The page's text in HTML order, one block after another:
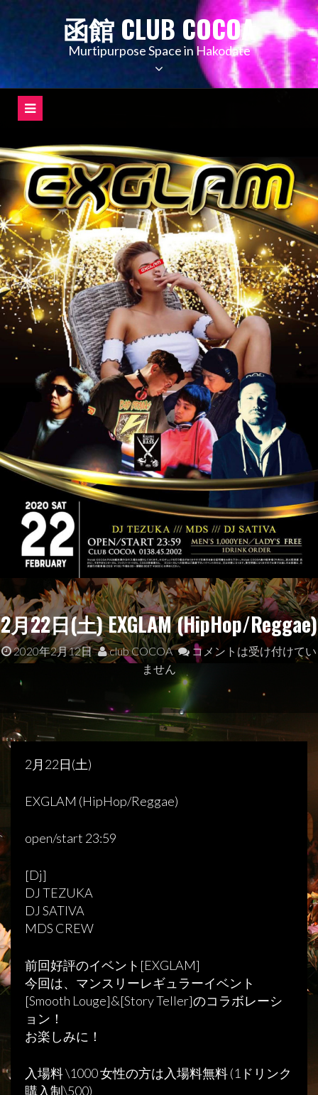
ツ
ッ
プ
函館 CLUB COCOA
Murtipurpose Space in Hakodate
2月22日(土) EXGLAM (HipHop/Reggae)
2020年2月12日 club COCOA
コメントは受け付けてい
ません
2月22日(土)
EXGLAM (HipHop/Reggae)
open/start 23:59
[Dj]
DJ TEZUKA
DJ SATIVA
MDS CREW
前回好評のイベント[EXGLAM]
今回は、マンスリーレギュラーイベント
[Smooth Louge]&[Story Teller]のコラボレーシ
ョン！
お楽しみに！
入場料 \1000 女性の方は入場料無料 (1ドリンク
購入制\500)